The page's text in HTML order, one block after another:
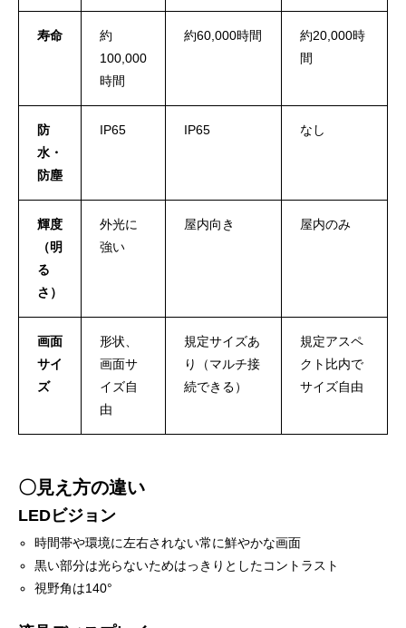
寿命
約
100,000
時間
約60,000時間
約20,000時
間
防
水・
防塵
IP65 IP65 なし
輝度
（明
る
さ）
外光に
強い
屋内向き 屋内のみ
画面
サイ
ズ
形状、
画面サ
イズ自
由
規定サイズあ
り（マルチ接
続できる）
規定アスペ
クト比内で
サイズ自由
〇見え方の違い
LEDビジョン
時間帯や環境に左右されない常に鮮やかな画面
黒い部分は光らないためはっきりとしたコントラスト
視野角は140°